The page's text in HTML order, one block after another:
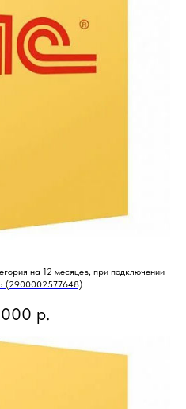
на 12 месяцев, при подключении
(2900002577648)
р.